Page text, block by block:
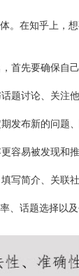
。在知乎上
首先要确保
题讨论、关
发布新的问
容易被发现和
写简介、关
、话题选择